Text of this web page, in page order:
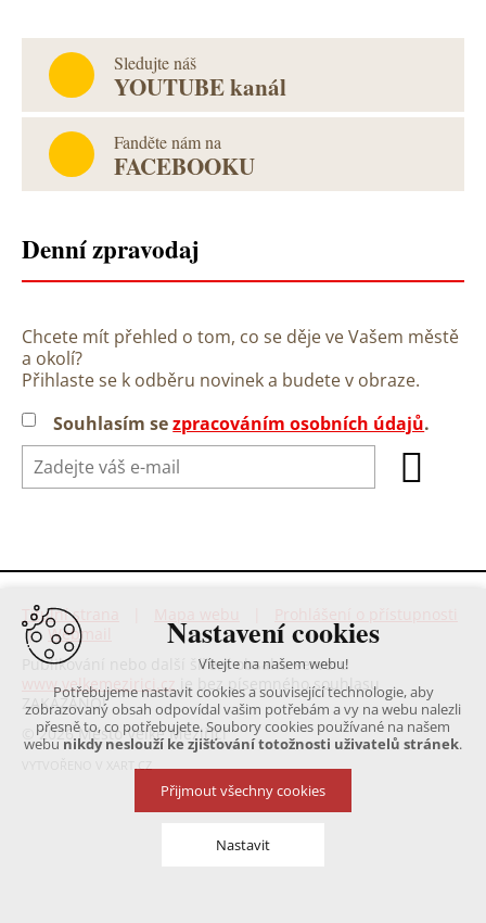
Sledujte náš
YOUTUBE kanál
Fanděte nám na
FACEBOOKU
Denní zpravodaj
Chcete mít přehled o tom, co se děje ve Vašem městě
a okolí?
Přihlaste se k odběru novinek a budete v obraze.
Souhlasím sezpracováním osobních údajů.
Titulní strana
|Webmail
Publikování nebo další šíření obsahu serveru
www.velkemezirici.cz
je bez písemného souhlasu
ZAKÁZÁNO!
© 2026 Město Velké Meziříčí
VYTVOŘENO V XART.CZ
Nastavení cookies
Vítejte na našem webu!
Potřebujeme nastavit cookies a související technologie, aby
zobrazovaný obsah odpovídal vašim potřebám a vy na webu nalezli
přesně to, co potřebujete. Soubory cookies používané na našem
webu nikdy neslouží ke zjišťování totožnosti uživatelů stránek.
Přijmout všechny cookies
Nastavit